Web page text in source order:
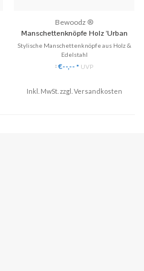
Bewoodz ®
Manschettenknöpfe Holz 'Urban
Cycling Square'
Stylische Manschettenknöpfe aus Holz &
Edelstahl
✓ Einzigartige Manschettenknöpfe aus
Echtholz.
✓ Stilvoll & Nachhaltig
*€--,-- * UVP
Inkl. MwSt. zzgl. Versandkosten